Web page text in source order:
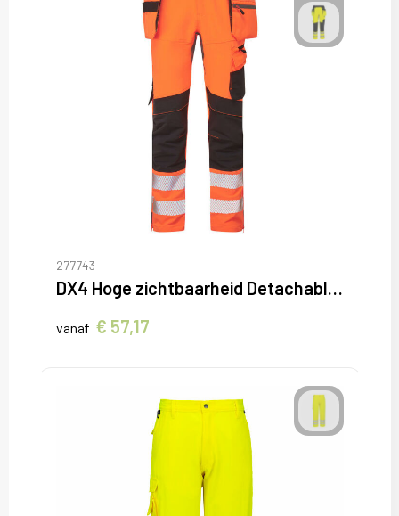
277743
DX4 Hoge zichtbaarheid Detachable Holster Zak Craft Broek
vanaf € 57,17